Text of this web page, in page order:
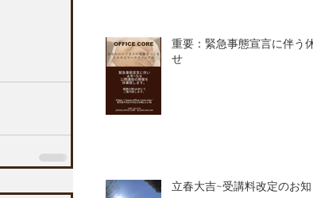
重要：緊急事態宣言に伴う
せ
立春大吉~受講料改定のお